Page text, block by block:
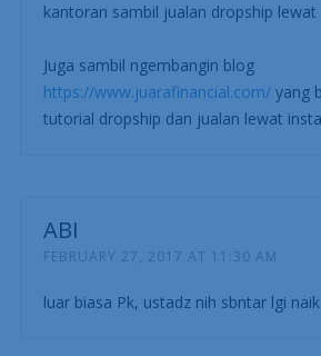
kantoran sambil jualan dropship
Juga sambil ngembangin blog
https://www.juarafinancial.com/yang
tutorial dropship dan jualan lewat
ABI
FEBRUARY 27, 2017 AT 11:30 AM
luar biasa Pk, ustadz nih sbntar lgi